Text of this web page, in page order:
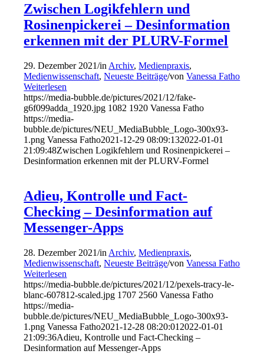
Zwischen Logikfehlern und
Rosinenpickerei – Desinformation
erkennen mit der PLURV-Formel
29. Dezember 2021/in Archiv,Medienpraxis,
Medienwissenschaft,Neueste Beiträge/vonVanessa Fatho
Weiterlesen
https://media-bubble.de/pictures/2021/12/fake-
g6f099adda_1920.jpg 1082 1920 Vanessa Fatho
https://media-
bubble.de/pictures/NEU_MediaBubble_Logo-300x93-
1.png Vanessa Fatho2021-12-29 08:09:132022-01-01
21:09:48Zwischen Logikfehlern und Rosinenpickerei –
Desinformation erkennen mit der PLURV-Formel
Adieu, Kontrolle und Fact-
Checking – Desinformation auf
Messenger-Apps
28. Dezember 2021/in Archiv,Medienpraxis,
Medienwissenschaft,Neueste Beiträge/vonVanessa Fatho
Weiterlesen
https://media-bubble.de/pictures/2021/12/pexels-tracy-le-
blanc-607812-scaled.jpg 1707 2560 Vanessa Fatho
https://media-
bubble.de/pictures/NEU_MediaBubble_Logo-300x93-
1.png Vanessa Fatho2021-12-28 08:20:01 2022-01-01
21:09:36Adieu, Kontrolle und Fact-Checking –
Desinformation auf Messenger-Apps